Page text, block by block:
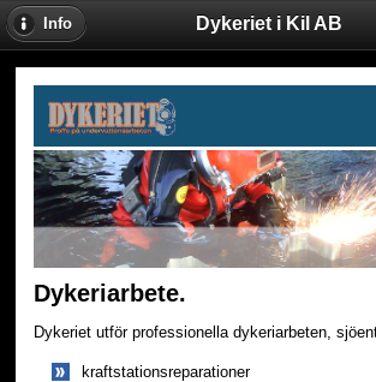
Info Dykeriet i Kil AB
Dykeriarbete.
Dykeriet utför professionella dykeriarbeten,
kraftstationsreparationer